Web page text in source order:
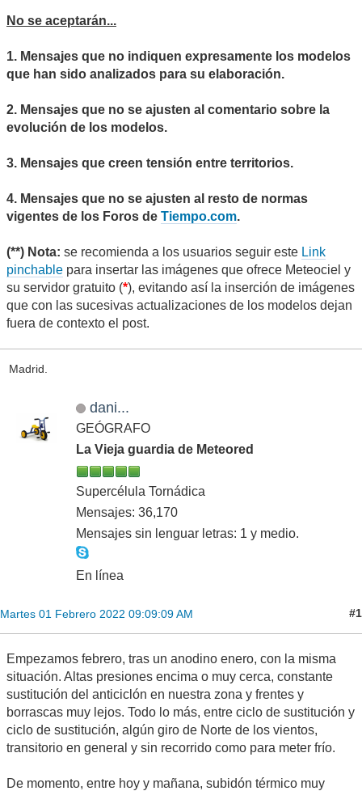
No se aceptarán...
1. Mensajes que no indiquen expresamente los modelos
que han sido analizados para su elaboración.
2. Mensajes que no se ajusten al comentario sobre la
evolución de los modelos.
3. Mensajes que creen tensión entre territorios.
4. Mensajes que no se ajusten al resto de normas
vigentes de los Foros de Tiempo.com.
(**) Nota: se recomienda a los usuarios seguir este Link
pinchable para insertar las imágenes que ofrece Meteociel y
su servidor gratuito (*), evitando así la inserción de imágenes
que con las sucesivas actualizaciones de los modelos dejan
fuera de contexto el post.
Madrid.
dani...
GEÓGRAFO
La Vieja guardia de Meteored
Supercélula Tornádica
Mensajes: 36,170
Mensajes sin lenguar letras: 1 y medio.
En línea
Martes 01 Febrero 2022 09:09:09 AM #1
Empezamos febrero, tras un anodino enero, con la misma
situación. Altas presiones encima o muy cerca, constante
sustitución del anticiclón en nuestra zona y frentes y
borrascas muy lejos. Todo lo más, entre ciclo de sustitución y
ciclo de sustitución, algún giro de Norte de los vientos,
transitorio en general y sin recorrido como para meter frío.
De momento, entre hoy y mañana, subidón térmico muy